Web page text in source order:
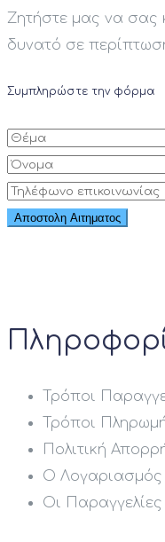
Ζητήστε μας να σας
δυνατό σε
Συμπληρώστε την φόρμα
Τρόποι
Τρόποι
Πολιτική
Ο Λογαριασμός
Οι Παραγγελίες